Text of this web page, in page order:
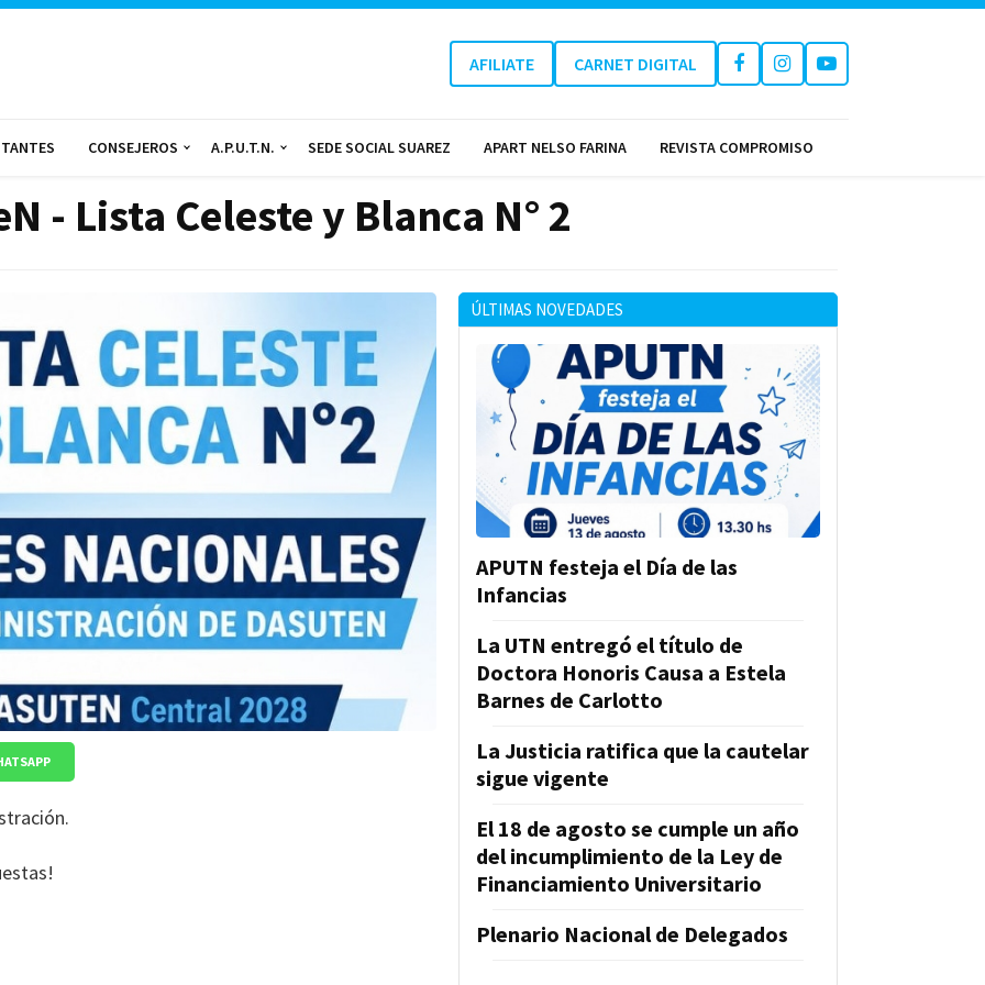
AFILIATE CARNET DIGITAL
CONSEJEROS A.P.U.T.N. SEDE SOCIAL SUAREZ APART NELSO FARINA REVISTA COMPROMISO
- Lista Celeste y Blanca N° 2
ÚLTIMAS NOVEDADES
APUTN festeja el Día de las
Infancias
La UTN entregó el título de
Doctora Honoris Causa a Estela
Barnes de Carlotto
La Justicia ratifica que la cautelar
sigue vigente
El 18 de agosto se cumple un año
del incumplimiento de la Ley de
Financiamiento Universitario
Plenario Nacional de Delegados